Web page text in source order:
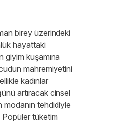
birey üzerindeki
hayattaki
giyim kuşamına
mahremiyetini
kadınlar
artıracak cinsel
modanın tehdidiyle
Popüler tüketim